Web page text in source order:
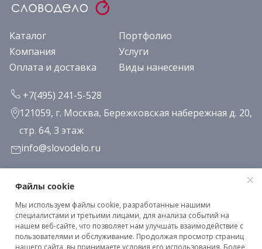
Каталог
Портфолио
Компания
Услуги
Оплата и доставка
Виды нанесения
+7(495) 241-5-528
121059, г. Москва, Бережковская набережная д. 20,
стр. 64, 3 этаж
info@slovodelo.ru
Заказать звонок
Подписаться на рассылку
Файлы cookie
Мы используем файлы cookie, разработанные нашими
специалистами и третьими лицами, для анализа событий на
нашем веб-сайте, что позволяет нам улучшать взаимодействие с
пользователями и обслуживание. Продолжая просмотр страниц
нашего сайта, вы принимаете условия его использования. Более